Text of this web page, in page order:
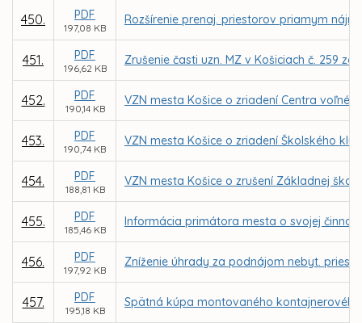
450. PDF
197,08 KB
Rozšírenie prenaj. priestorov priamym
451. PDF
196,62 KB
Zrušenie časti uzn. MZ v Košiciach č. 259
452. PDF
190,14 KB
VZN mesta Košice o zriadení Centra
453. PDF
190,74 KB
VZN mesta Košice o zriadení Školského
454. PDF
188,81 KB
VZN mesta Košice o zrušení Základnej
455. PDF
185,46 KB
Informácia primátora mesta o svojej
456. PDF
197,92 KB
Zníženie úhrady za podnájom nebyt.
457. PDF
195,18 KB
Spätná kúpa montovaného